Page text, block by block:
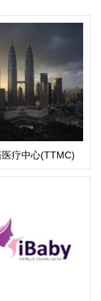
疗中心(TTMC)